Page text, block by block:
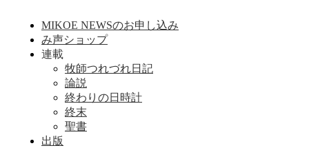
MIKOE NEWSのお申し込み
み声ショップ
連載
牧師つれづれ日記
論説
終わりの日時計
終末
聖書
出版